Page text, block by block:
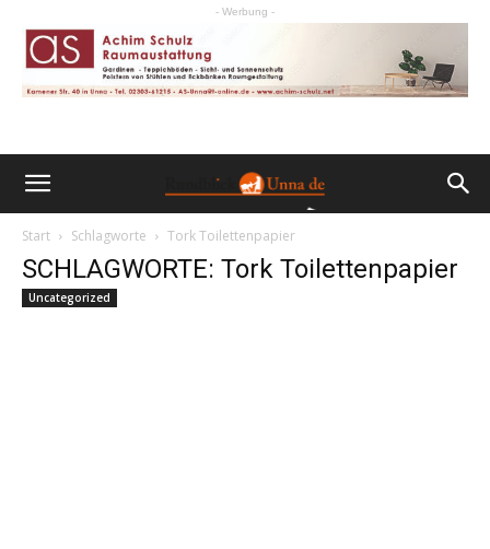
- Werbung -
Start Schlagworte Tork Toilettenpapier
SCHLAGWORTE: Tork Toilettenpapier
Uncategorized